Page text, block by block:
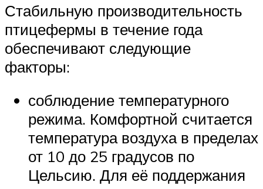
Стабильную производительность
птицефермы в течение года
обеспечивают следующие
факторы:
соблюдение температурного
режима. Комфортной считается
температура воздуха в пределах
от 10 до 25 градусов по
Цельсию. Для её поддержания